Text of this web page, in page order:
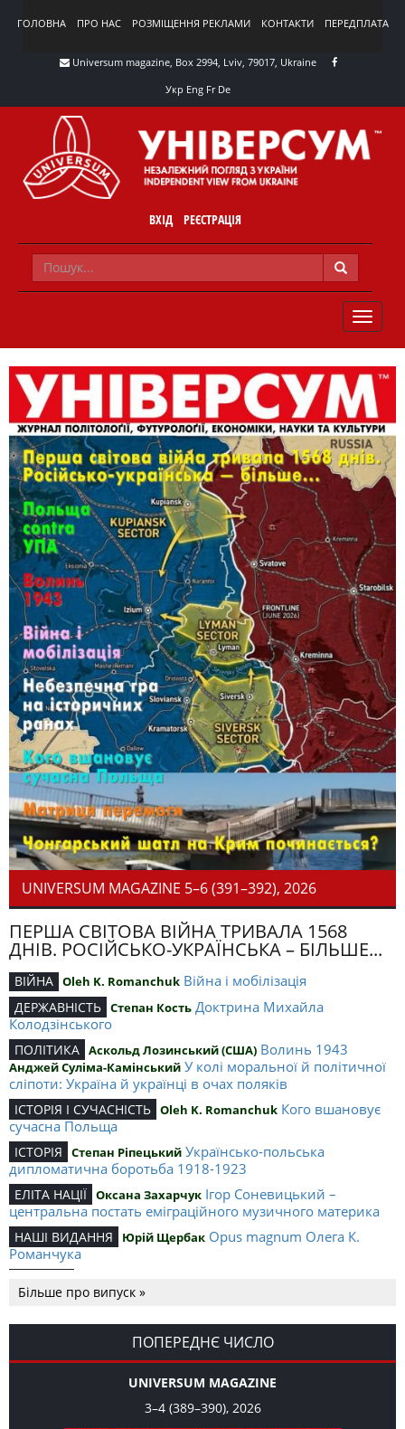
ГОЛОВНА ПРО НАС РОЗМІЩЕННЯ РЕКЛАМИ КОНТАКТИ ПЕРЕДПЛАТА
Universum magazine, Box 2994, Lviv, 79017, Ukraine
Укр Eng Fr De
ВХІД РЕЄСТРАЦІЯ
TOGGLE
UNIVERSUM MAGAZINE 5–6 (391–392), 2026
ПЕРША СВІТОВА ВІЙНА ТРИВАЛА 1568
ДНІВ. РОСІЙСЬКО-УКРАЇНСЬКА – БІЛЬШЕ...
ВІЙНА Oleh K. Romanchuk Війна і мобілізація
ДЕРЖАВНІСТЬ Степан Кость Доктрина Михайла
Колодзінського
ПОЛІТИКА Аскольд Лозинський (США) Волинь 1943
Анджей Суліма-Камінський У колі моральної й політичної
сліпоти: Україна й українці в очах поляків
ІСТОРІЯ І СУЧАСНІСТЬ Oleh K. Romanchuk Кого вшановує
сучасна Польща
ІСТОРІЯ Степан Ріпецький Українсько-польська
дипломатична боротьба 1918-1923
ЕЛІТА НАЦІЇ Оксана Захарчук Ігор Соневицький –
центральна постать еміграційного музичного материка
НАШІ ВИДАННЯ Юрій Щербак Opus magnum Олега К.
Романчука
Романчука
Editorial Oleh K. Romanchuk Журавель і синиця як
уособлення української політстратегії й тактики
Більше про випуск »
ПОПЕРЕДНЄ ЧИСЛО
UNIVERSUM MAGAZINE
3–4 (389–390), 2026